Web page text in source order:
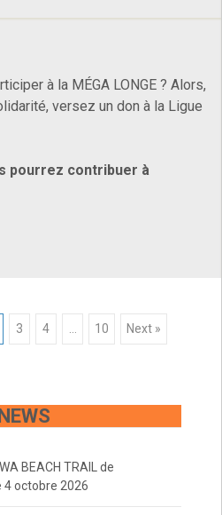
à la MÉGA LONGE ? Alors,
versez un don à la Ligue
pourrez contribuer à
3 4 … 10 Next »
BEACH TRAIL de
4 octobre 2026